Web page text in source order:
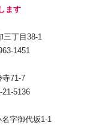
ます
三丁目38-1
1451
71-7
5136
字御代坂1-1